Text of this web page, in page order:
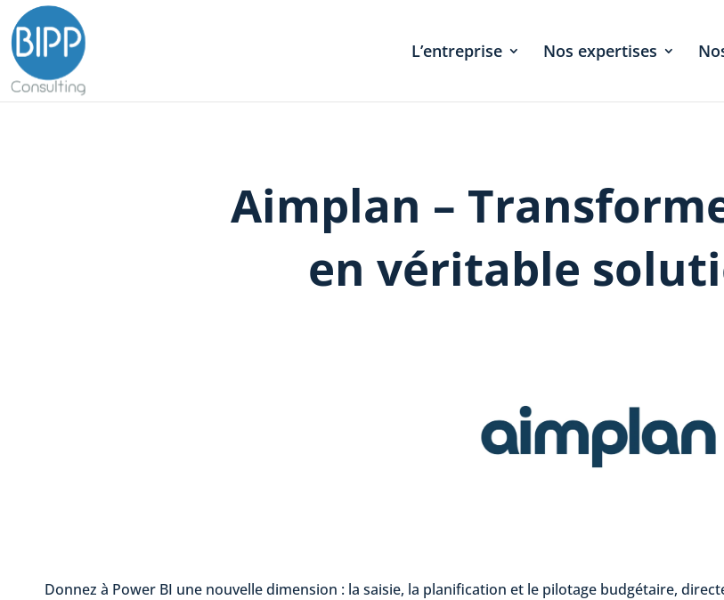
L’entreprise Nos expertises
Aimplan –
en véritable
Donnez à Power BI une nouvelle dimension : la saisie, la planification et le pilotage budgétaire,